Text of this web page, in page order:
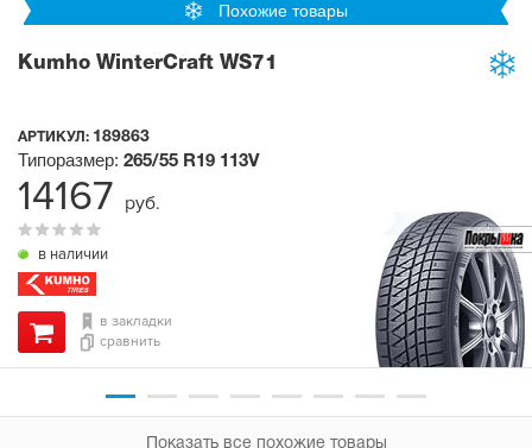
Похожие товары
Kumho WinterCraft WS71
АРТИКУЛ: 189863
в наличии
Типоразмер: 265/55 R19 113V
в закладки
сравнить
14167 руб.
Показать все похожие товары